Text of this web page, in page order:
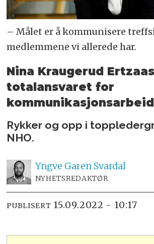
– Målet er å kommunisere
medlemmene vi allerede har.
Nina Kraugerud
totalansvaret for
Rykker og opp i
NHO.
Yngve Garen Svardal
NYHETSREDAKTØR
PUBLISERT 15.09.2022 - 10:17